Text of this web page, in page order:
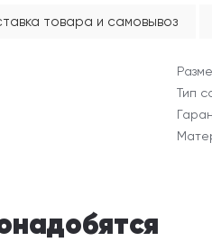
товара и самовывоз
Тип